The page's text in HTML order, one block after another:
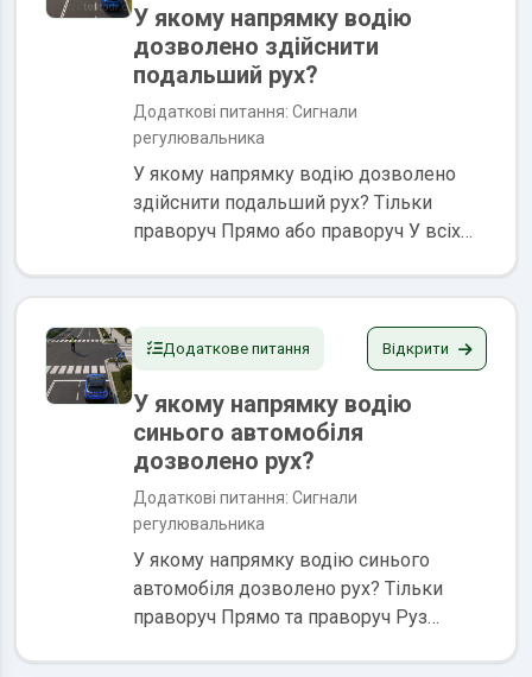
У якому напрямку водію
дозволено здійснити
подальший рух?
Додаткові питання: Сигнали
регулювальника
У якому напрямку водію дозволено
здійснити подальший рух? Тільки
праворуч Прямо або праворуч У всіх
числі з жезлом...
Додаткове питання Відкрити
У якому напрямку водію
синього автомобіля
дозволено рух?
Додаткові питання: Сигнали
регулювальника
У якому напрямку водію синього
автомобіля дозволено рух? Тільки
праворуч Прямо та праворуч Руз